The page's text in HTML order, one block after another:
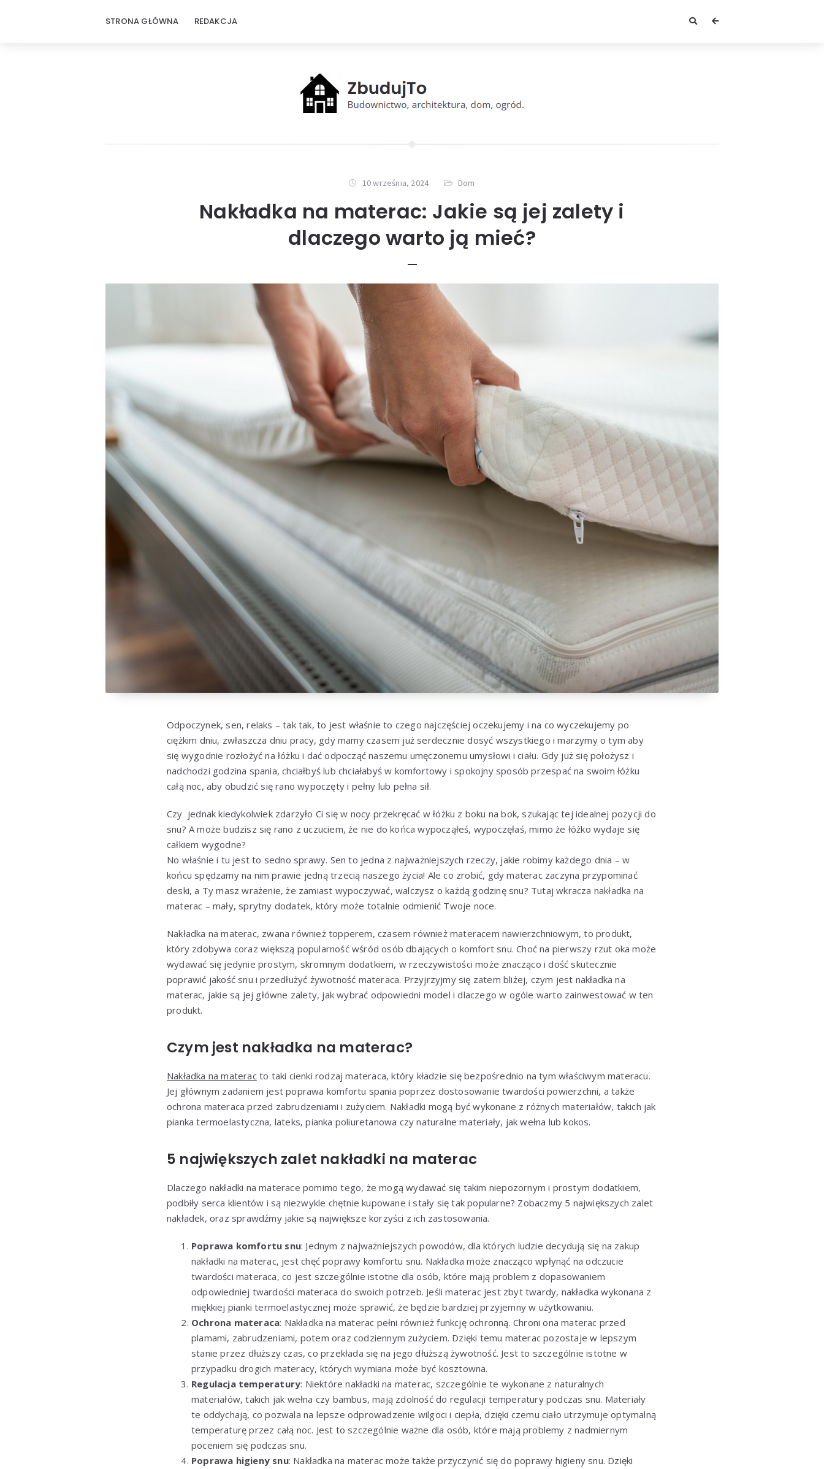
STRONA GŁÓWNA REDAKCJA
10 września, 2024 Dom
Nakładka na materac: Jakie są jej zalety i
dlaczego warto ją mieć?
Odpoczynek, sen, relaks – tak tak, to jest właśnie to czego najczęściej oczekujemy i na co wyczekujemy po
ciężkim dniu, zwłaszcza dniu pracy, gdy mamy czasem już serdecznie dosyć wszystkiego i marzymy o tym aby
się wygodnie rozłożyć na łóżku i dać odpocząć naszemu umęczonemu umysłowi i ciału. Gdy już się położysz i
nadchodzi godzina spania, chciałbyś lub chciałabyś w komfortowy i spokojny sposób przespać na swoim łóżku
całą noc, aby obudzić się rano wypoczęty i pełny lub pełna sił.
Czy jednak kiedykolwiek zdarzyło Ci się w nocy przekręcać w łóżku z boku na bok, szukając tej idealnej pozycji do
snu? A może budzisz się rano z uczuciem, że nie do końca wypocząłeś, wypoczęłaś, mimo że łóżko wydaje się
całkiem wygodne?
No właśnie i tu jest to sedno sprawy. Sen to jedna z najważniejszych rzeczy, jakie robimy każdego dnia – w
końcu spędzamy na nim prawie jedną trzecią naszego życia! Ale co zrobić, gdy materac zaczyna przypominać
deski, a Ty masz wrażenie, że zamiast wypoczywać, walczysz o każdą godzinę snu? Tutaj wkracza nakładka na
materac – mały, sprytny dodatek, który może totalnie odmienić Twoje noce.
Nakładka na materac, zwana również topperem, czasem również materacem nawierzchniowym, to produkt,
który zdobywa coraz większą popularność wśród osób dbających o komfort snu. Choć na pierwszy rzut oka może
wydawać się jedynie prostym, skromnym dodatkiem, w rzeczywistości może znacząco i dość skutecznie
poprawić jakość snu i przedłużyć żywotność materaca. Przyjrzyjmy się zatem bliżej, czym jest nakładka na
materac, jakie są jej główne zalety, jak wybrać odpowiedni model i dlaczego w ogóle warto zainwestować w ten
produkt.
Czym jest nakładka na materac?
Nakładka na materacto taki cienki rodzaj materaca, który kładzie się bezpośrednio na tym właściwym materacu.
Jej głównym zadaniem jest poprawa komfortu spania poprzez dostosowanie twardości powierzchni, a także
ochrona materaca przed zabrudzeniami i zużyciem. Nakładki mogą być wykonane z różnych materiałów, takich jak
pianka termoelastyczna, lateks, pianka poliuretanowa czy naturalne materiały, jak wełna lub kokos.
5 największych zalet nakładki na materac
Dlaczego nakładki na materace pomimo tego, że mogą wydawać się takim niepozornym i prostym dodatkiem,
podbiły serca klientów i są niezwykle chętnie kupowane i stały się tak popularne? Zobaczmy 5 największych zalet
nakładek, oraz sprawdźmy jakie są największe korzyści z ich zastosowania.
Poprawa komfortu snu: Jednym z najważniejszych powodów, dla których ludzie decydują się na zakup
nakładki na materac, jest chęć poprawy komfortu snu. Nakładka może znacząco wpłynąć na odczucie
twardości materaca, co jest szczególnie istotne dla osób, które mają problem z dopasowaniem
odpowiedniej twardości materaca do swoich potrzeb. Jeśli materac jest zbyt twardy, nakładka wykonana z
miękkiej pianki termoelastycznej może sprawić, że będzie bardziej przyjemny w użytkowaniu.
Ochrona materaca: Nakładka na materac pełni również funkcję ochronną. Chroni ona materac przed
plamami, zabrudzeniami, potem oraz codziennym zużyciem. Dzięki temu materac pozostaje w lepszym
stanie przez dłuższy czas, co przekłada się na jego dłuższą żywotność. Jest to szczególnie istotne w
przypadku drogich materacy, których wymiana może być kosztowna.
Regulacja temperatury: Niektóre nakładki na materac, szczególnie te wykonane z naturalnych
materiałów, takich jak wełna czy bambus, mają zdolność do regulacji temperatury podczas snu. Materiały
te oddychają, co pozwala na lepsze odprowadzenie wilgoci i ciepła, dzięki czemu ciało utrzymuje optymalną
temperaturę przez całą noc. Jest to szczególnie ważne dla osób, które mają problemy z nadmiernym
poceniem się podczas snu.
Poprawa higieny snu: Nakładka na materac może także przyczynić się do poprawy higieny snu. Dzięki